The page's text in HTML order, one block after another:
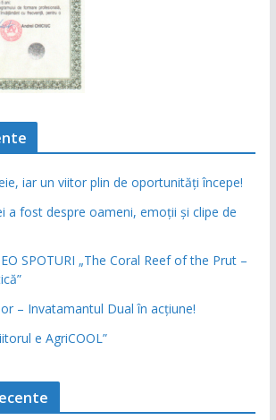
iar un viitor plin de oportunități începe!
a fost despre oameni, emoții și clipe de
SPOTURI „The Coral Reef of the Prut –
– Invatamantul Dual în acțiune!
e AgriCOOL”